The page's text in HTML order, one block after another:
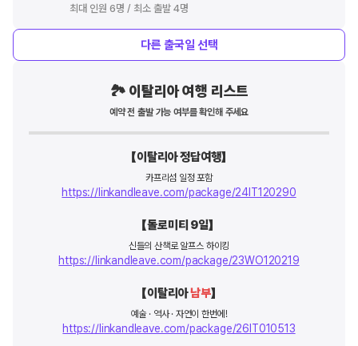
최대 인원 6명 / 최소 출발 4명
다른출국일 선택
🏞️ 이탈리아 여행 리스트
예약 전 출발 가능 여부를 확인해 주세요
【이탈리아 정답여행】
카프리섬 일정 포함
https://linkandleave.com/package/24IT120290
【돌로미티 9일】
신들의 산책로 알프스 하이킹
https://linkandleave.com/package/23WO120219
【이탈리아 남부】
예술 · 역사 · 자연이 한번에!
https://linkandleave.com/package/26IT010513